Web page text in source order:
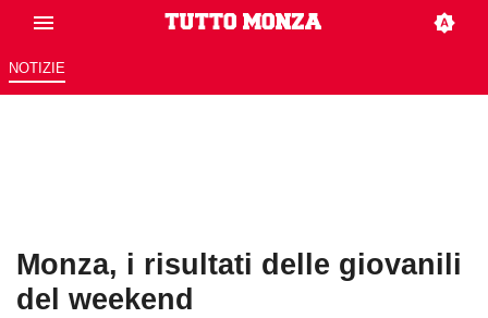
NOTIZIE
Monza, i risultati delle giovanili
del weekend